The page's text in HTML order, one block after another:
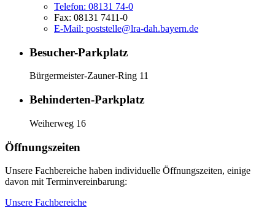
Telefon: 08131 74-0
Fax: 08131 7411-0
E-Mail: poststelle@lra-dah.bayern.de
Besucher-Parkplatz
Bürgermeister-Zauner-Ring 11
Behinderten-Parkplatz
Weiherweg 16
Öffnungszeiten
Unsere Fachbereiche haben individuelle Öffnungszeiten, einige
davon mit Terminvereinbarung:
Unsere Fachbereiche